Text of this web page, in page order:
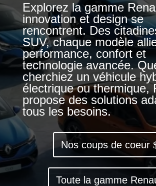
Explorez la gamme
innovation et design se
rencontrent. Des
SUV, chaque modèle
performance, confort et
technologie avancée.
cherchiez un véhicule
électrique ou thermique,
propose des solutions
tous les besoins.
Nos coups de coeur
Toute la gamme